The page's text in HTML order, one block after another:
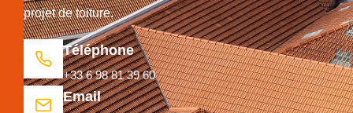
projet de toiture.
Téléphone
+33 6 98 81 39 60
Email